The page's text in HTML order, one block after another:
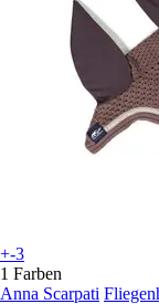
+-3
1 Farben
Anna Scarpati